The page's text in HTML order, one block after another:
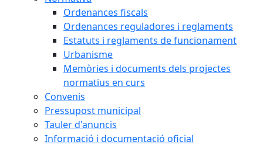
Ordenances fiscals
Ordenances reguladores i reglaments
Estatuts i reglaments de funcionament
Urbanisme
Memòries i documents dels projectes
normatius en curs
Convenis
Pressupost municipal
Tauler d'anuncis
Informació i documentació oficial